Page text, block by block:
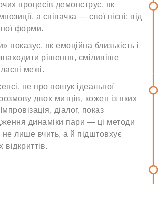
процесів демонструє, як
а співачка — свої пісні: від
форми.
показує, як емоційна близькість і
рішення, сміливіше
межі.
не про пошук ідеальної
двох митців, кожен із яких
діалог, показ
динаміки пари — ці методи
лише вчить, а й підштовхує